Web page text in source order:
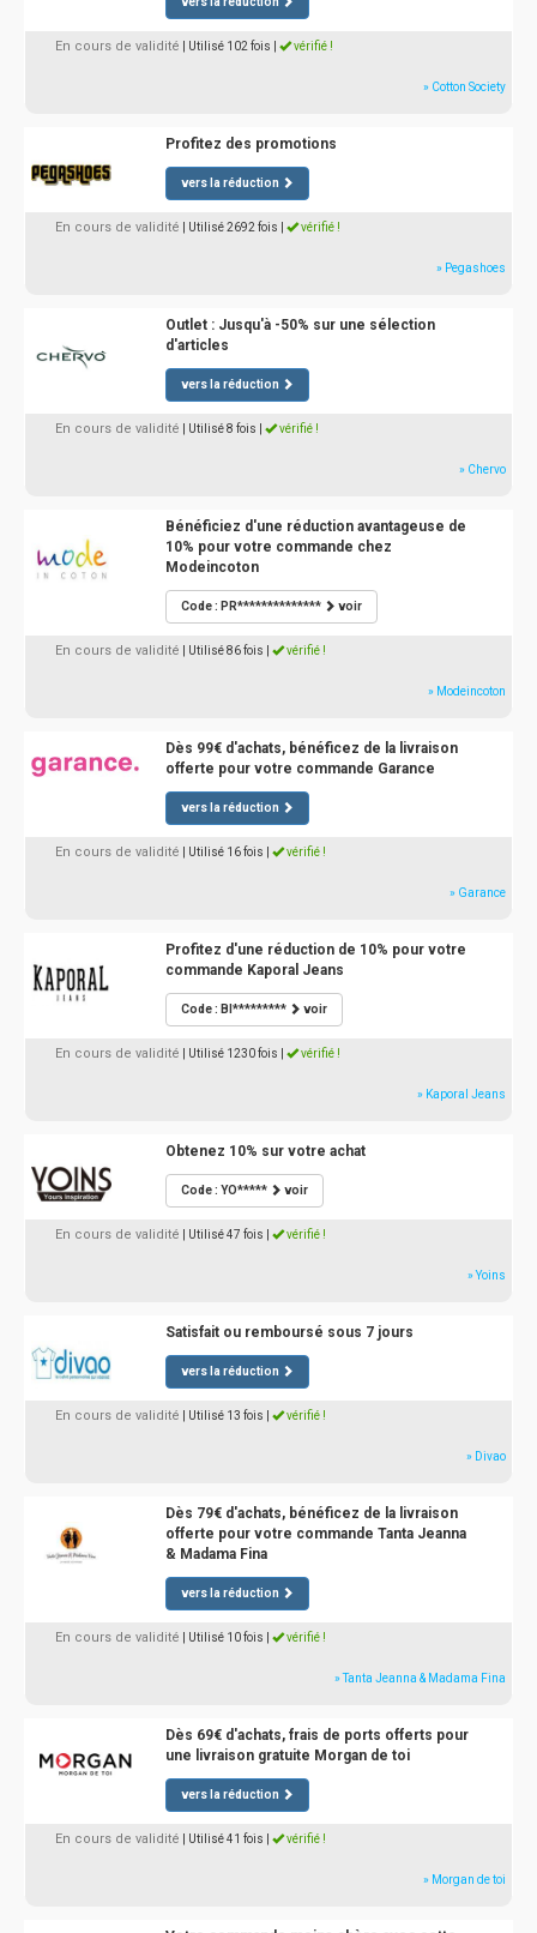
En cours de validité | Utilisé 102 fois vérifié !
» Cotton Society
Profitez des promotions
vers la réduction
En cours de validité | Utilisé 2692 fois vérifié !
» Pegashoes
Outlet : Jusqu'à -50% sur une sélection
d'articles
vers la réduction
En cours de validité | Utilisé 8 fois vérifié !
» Chervo
Bénéficiez d'une réduction avantageuse de
10% pour votre commande chez
Modeincoton
Code : PR************** voir
En cours de validité | Utilisé 86 fois vérifié !
» Modeincoton
Dès 99€ d'achats, bénéficez de la livraison
offerte pour votre commande Garance
vers la réduction
En cours de validité | Utilisé 16 fois vérifié !
» Garance
Profitez d'une réduction de 10% pour votre
commande Kaporal Jeans
Code : BI********* voir
En cours de validité | Utilisé 1230 fois vérifié !
» Kaporal Jeans
Obtenez 10% sur votre achat
Code : YO***** voir
En cours de validité | Utilisé 47 fois vérifié !
» Yoins
Satisfait ou remboursé sous 7 jours
vers la réduction
En cours de validité | Utilisé 13 fois vérifié !
» Divao
Dès 79€ d'achats, bénéficez de la livraison
offerte pour votre commande Tanta Jeanna
& Madama Fina
vers la réduction
En cours de validité | Utilisé 10 fois vérifié !
» Tanta Jeanna & Madama Fina
Dès 69€ d'achats, frais de ports offerts pour
une livraison gratuite Morgan de toi
vers la réduction
En cours de validité | Utilisé 41 fois vérifié !
» Morgan de toi